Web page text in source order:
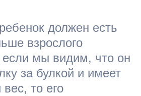
должен есть
взрослого
если мы видим, что он
за булкой и имеет
то его